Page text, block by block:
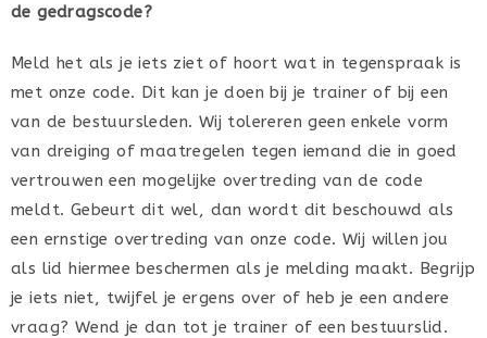
de gedragscode?
Meld het als je iets ziet of hoort wat in tegenspraak is
met onze code. Dit kan je doen bij je trainer of bij een
van de bestuursleden. Wij tolereren geen enkele vorm
van dreiging of maatregelen tegen iemand die in goed
vertrouwen een mogelijke overtreding van de code
meldt. Gebeurt dit wel, dan wordt dit beschouwd als
een ernstige overtreding van onze code. Wij willen jou
als lid hiermee beschermen als je melding maakt. Begrijp
je iets niet, twijfel je ergens over of heb je een andere
vraag? Wend je dan tot je trainer of een bestuurslid.